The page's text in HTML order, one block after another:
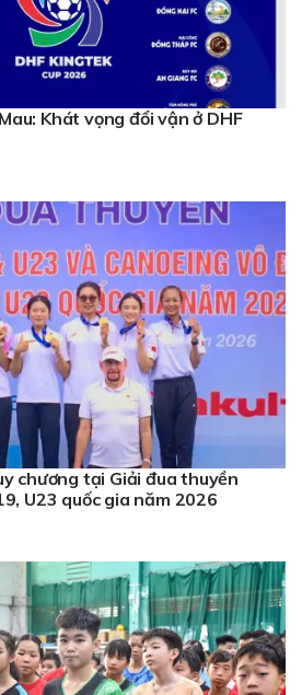
Khát vọng đổi vận ở DHF
chương tại Giải đua thuyền
U23 quốc gia năm 2026